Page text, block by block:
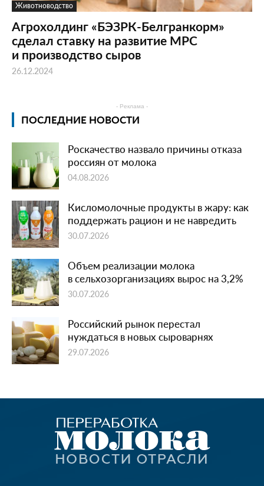
Животноводство
Агрохолдинг «БЭЗРК-Белгранкорм»
сделал ставку на развитие МРС
и производство сыров
26.12.2024
- Реклама -
ПОСЛЕДНИЕ НОВОСТИ
Роскачество назвало причины отказа
россиян от молока
04.08.2026
Кисломолочные продукты в жару: как
поддержать рацион и не навредить
30.07.2026
Объем реализации молока
в сельхозорганизациях вырос на 3,2%
30.07.2026
Российский рынок перестал
нуждаться в новых сыроварнях
29.07.2026